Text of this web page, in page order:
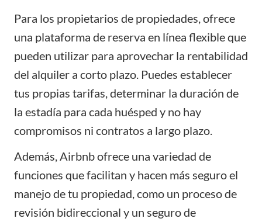
Para los propietarios de propiedades, ofrece
una plataforma de reserva en línea flexible que
pueden utilizar para aprovechar la rentabilidad
del alquiler a corto plazo. Puedes establecer
tus propias tarifas, determinar la duración de
la estadía para cada huésped y no hay
compromisos ni contratos a largo plazo.
Además, Airbnb ofrece una variedad de
funciones que facilitan y hacen más seguro el
manejo de tu propiedad, como un proceso de
revisión bidireccional y un seguro de